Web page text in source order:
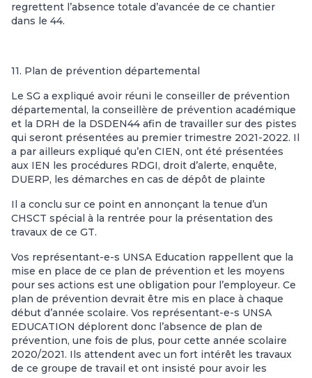
regrettent l’absence totale d’avancée de ce chantier
dans le 44.
11. Plan de prévention départemental
Le SG a expliqué avoir réuni le conseiller de prévention
départemental, la conseillère de prévention académique
et la DRH de la DSDEN44 afin de travailler sur des pistes
qui seront présentées au premier trimestre 2021-2022. Il
a par ailleurs expliqué qu’en CIEN, ont été présentées
aux IEN les procédures RDGI, droit d’alerte, enquête,
DUERP, les démarches en cas de dépôt de plainte
Il a conclu sur ce point en annonçant la tenue d’un
CHSCT spécial à la rentrée pour la présentation des
travaux de ce GT.
Vos représentant-e-s UNSA Education rappellent que la
mise en place de ce plan de prévention et les moyens
pour ses actions est une obligation pour l’employeur. Ce
plan de prévention devrait être mis en place à chaque
début d’année scolaire. Vos représentant-e-s UNSA
EDUCATION déplorent donc l’absence de plan de
prévention, une fois de plus, pour cette année scolaire
2020/2021. Ils attendent avec un fort intérêt les travaux
de ce groupe de travail et ont insisté pour avoir les